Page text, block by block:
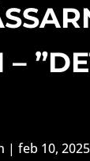
–
| feb 10, 2025